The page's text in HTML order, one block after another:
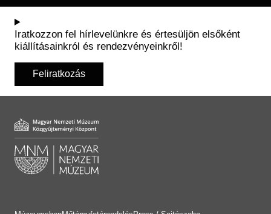
Iratkozzon fel hírlevelünkre és értesüljön elsőként
kiállításainkról és rendezvényeinkről!
Feliratkozás